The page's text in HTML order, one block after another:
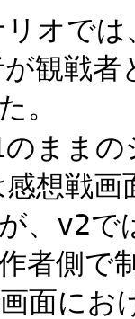
オで
。
想戦画
、v2で
者側で
面にお